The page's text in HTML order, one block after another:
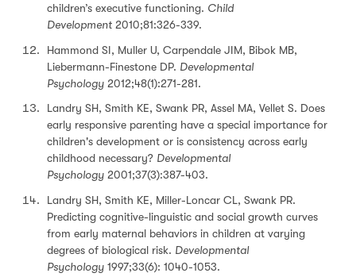
children’s executive functioning. Child
Development 2010;81:326-339.
Hammond SI, Muller U, Carpendale JIM, Bibok MB,
Liebermann-Finestone DP. Developmental
Psychology 2012;48(1):271-281.
Landry SH, Smith KE, Swank PR, Assel MA, Vellet S. Does
early responsive parenting have a special importance for
children's development or is consistency across early
childhood necessary? Developmental
Psychology 2001;37(3):387-403.
Landry SH, Smith KE, Miller-Loncar CL, Swank PR.
Predicting cognitive-linguistic and social growth curves
from early maternal behaviors in children at varying
degrees of biological risk. Developmental
Psychology 1997;33(6): 1040-1053.